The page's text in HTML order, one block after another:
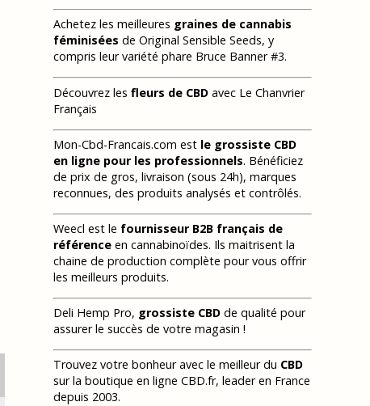
Achetez les meilleures graines de cannabis
féminisées de Original Sensible Seeds, y
compris leur variété phare Bruce Banner #3.
Découvrez les fleurs de CBD avec Le Chanvrier
Français
Mon-Cbd-Francais.com est le grossiste CBD
en ligne pour les professionnels. Bénéficiez
de prix de gros, livraison (sous 24h), marques
reconnues, des produits analysés et contrôlés.
Weecl est le fournisseur B2B français de
référence en cannabinoïdes. Ils maitrisent la
chaine de production complète pour vous offrir
les meilleurs produits.
Deli Hemp Pro, grossiste CBD de qualité pour
assurer le succès de votre magasin !
Trouvez votre bonheur avec le meilleur du CBD
sur la boutique en ligne CBD.fr, leader en France
depuis 2003.